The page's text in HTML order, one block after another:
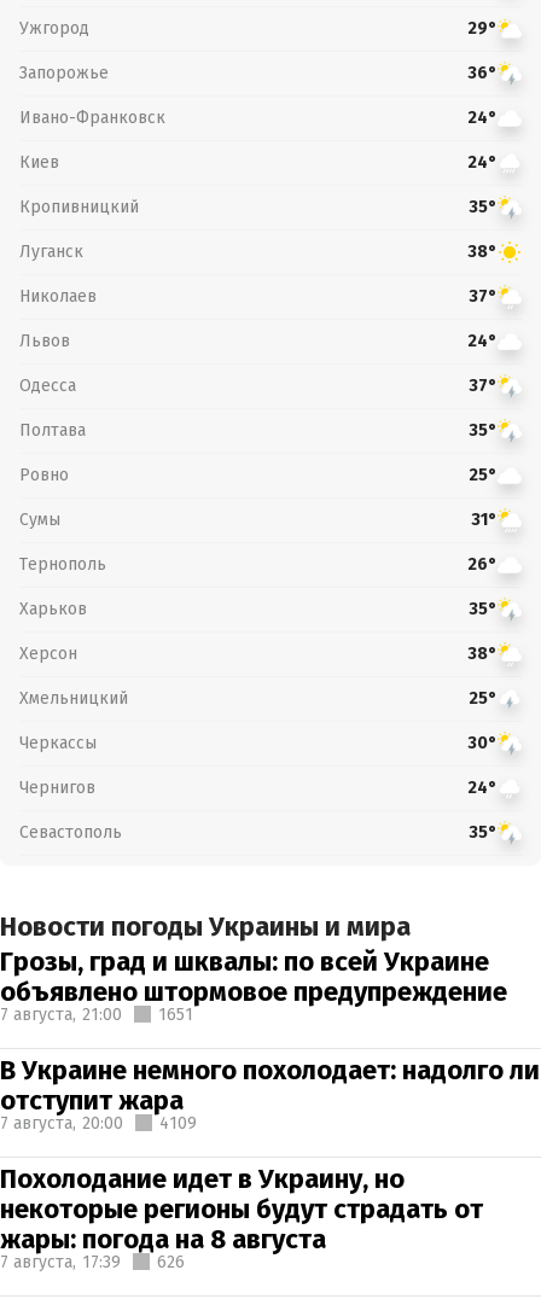
Ужгород 29°
Запорожье 36°
Ивано-Франковск 24°
Киев 24°
Кропивницкий 35°
Луганск 38°
Николаев 37°
Львов 24°
Одесса 37°
Полтава 35°
Ровно 25°
Сумы 31°
Тернополь 26°
Харьков 35°
Херсон 38°
Хмельницкий 25°
Черкассы 30°
Чернигов 24°
Севастополь 35°
Новости погоды Украины и мира
Грозы, град и шквалы: по всей Украине
объявлено штормовое предупреждение
7 августа, 21:00 1651
В Украине немного похолодает: надолго ли
отступит жара
7 августа, 20:00 4109
Похолодание идет в Украину, но
некоторые регионы будут страдать от
жары: погода на 8 августа
7 августа, 17:39 626